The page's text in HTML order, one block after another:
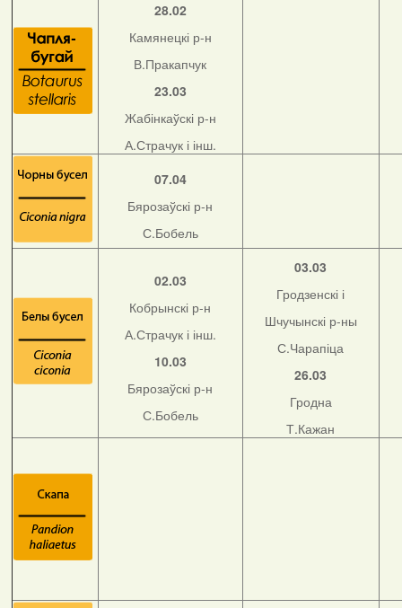
28.02
Камянецкі р-н
В.Пракапчук
23.03
Жабінкаўскі р-н
А.Страчук і інш.
07.04
Бярозаўскі р-н
С.Бобель
02.03
Кобрынскі р-н
А.Страчук і інш.
10.03
Бярозаўскі р-н
С.Бобель
03.03
Гродзенскі і
Шчучынскі р-ны
С.Чарапіца
26.03
Гродна
Т.Кажан